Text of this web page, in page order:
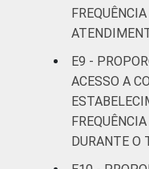
E9 -
ACESSO A
DURANTE O